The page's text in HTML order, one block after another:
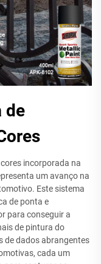
de
incorporada na
um avanço na
Este sistema
de ponta e
para conseguir a
de pintura do
de dados abrangentes
cada um